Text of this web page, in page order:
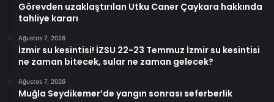
Görevden uzaklaştırılan Utku Caner Çaykara hakkında
tahliye kararı
Ağustos 7, 2026
İzmir su kesintisi! İZSU 22-23 Temmuz İzmir su kesintisi
ne zaman bitecek, sular ne zaman gelecek?
Ağustos 7, 2026
Muğla Seydikemer’de yangın sonrası seferberlik